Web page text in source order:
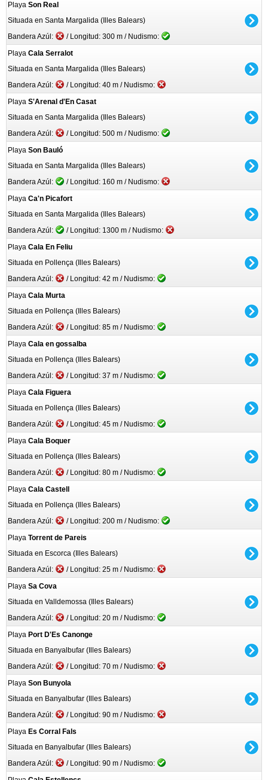
Playa Son Real
Situada en Santa Margalida (Illes Balears)
Bandera Azúl:
/ Longitud: 300 m / Nudismo:
Playa Cala Serralot
Situada en Santa Margalida (Illes Balears)
Bandera Azúl:
/ Longitud: 40 m / Nudismo:
Playa S'Arenal d'En Casat
Situada en Santa Margalida (Illes Balears)
Bandera Azúl:
/ Longitud: 500 m / Nudismo:
Playa Son Bauló
Situada en Santa Margalida (Illes Balears)
Bandera Azúl:
/ Longitud: 160 m / Nudismo:
Playa Ca'n Picafort
Situada en Santa Margalida (Illes Balears)
Bandera Azúl:
/ Longitud: 1300 m / Nudismo:
Playa Cala En Feliu
Situada en Pollença (Illes Balears)
Bandera Azúl:
/ Longitud: 42 m / Nudismo:
Playa Cala Murta
Situada en Pollença (Illes Balears)
Bandera Azúl:
/ Longitud: 85 m / Nudismo:
Playa Cala en gossalba
Situada en Pollença (Illes Balears)
Bandera Azúl:
/ Longitud: 37 m / Nudismo:
Playa Cala Figuera
Situada en Pollença (Illes Balears)
Bandera Azúl:
/ Longitud: 45 m / Nudismo:
Playa Cala Boquer
Situada en Pollença (Illes Balears)
Bandera Azúl:
/ Longitud: 80 m / Nudismo:
Playa Cala Castell
Situada en Pollença (Illes Balears)
Bandera Azúl:
/ Longitud: 200 m / Nudismo:
Playa Torrent de Pareis
Situada en Escorca (Illes Balears)
Bandera Azúl:
/ Longitud: 25 m / Nudismo:
Playa Sa Cova
Situada en Valldemossa (Illes Balears)
Bandera Azúl:
/ Longitud: 20 m / Nudismo:
Playa Port D'Es Canonge
Situada en Banyalbufar (Illes Balears)
Bandera Azúl:
/ Longitud: 70 m / Nudismo:
Playa Son Bunyola
Situada en Banyalbufar (Illes Balears)
Bandera Azúl:
/ Longitud: 90 m / Nudismo:
Playa Es Corral Fals
Situada en Banyalbufar (Illes Balears)
Bandera Azúl:
/ Longitud: 90 m / Nudismo: